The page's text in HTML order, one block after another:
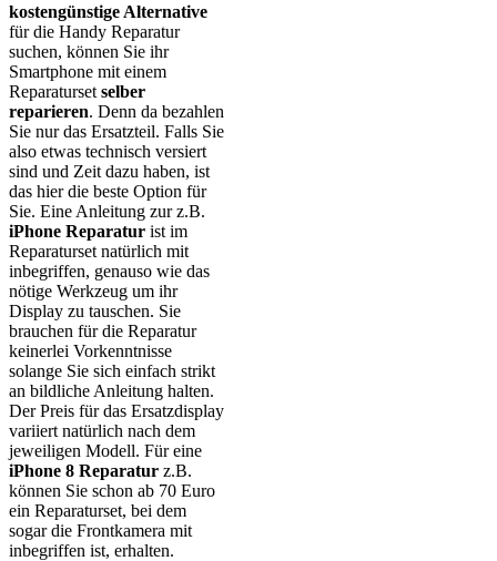
kostengünstige Alternative
für die Handy Reparatur
suchen, können Sie ihr
Smartphone mit einem
Reparaturset selber
reparieren. Denn da bezahlen
Sie nur das Ersatzteil. Falls Sie
also etwas technisch versiert
sind und Zeit dazu haben, ist
das hier die beste Option für
Sie. Eine Anleitung zur z.B.
iPhone Reparatur ist im
Reparaturset natürlich mit
inbegriffen, genauso wie das
nötige Werkzeug um ihr
Display zu tauschen. Sie
brauchen für die Reparatur
keinerlei Vorkenntnisse
solange Sie sich einfach strikt
an bildliche Anleitung halten.
Der Preis für das Ersatzdisplay
variiert natürlich nach dem
jeweiligen Modell. Für eine
iPhone 8 Reparatur z.B.
können Sie schon ab 70 Euro
ein Reparaturset, bei dem
sogar die Frontkamera mit
inbegriffen ist, erhalten.